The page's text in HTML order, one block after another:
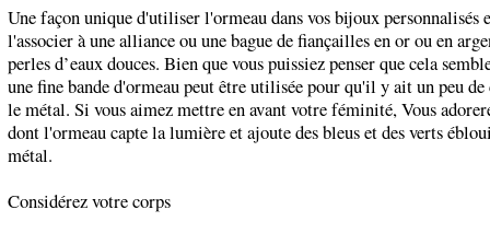
Une façon unique d'utiliser l'ormeau dans vos bijoux personnalisés
l'associer à une alliance ou une bague de fiançailles en or ou en
perles d’eaux douces. Bien que vous puissiez penser que cela
une fine bande d'ormeau peut être utilisée pour qu'il y ait un peu de
le métal. Si vous aimez mettre en avant votre féminité, Vous
dont l'ormeau capte la lumière et ajoute des bleus et des verts
métal.
Considérez votre corps